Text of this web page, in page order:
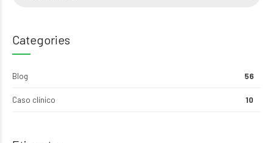
Categories
Blog 56
Caso clínico 10